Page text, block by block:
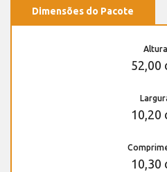
Dimensões do Pacote
Altura
52,00
10,20
10,30